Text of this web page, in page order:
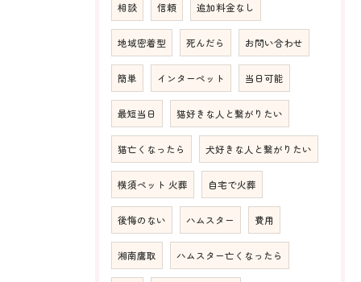
相談 信頼 追加料金なし
地域密着型 死んだら お問い合わせ
簡単 インターペット 当日可能
最短当日 猫好きな人と繋がりたい
猫亡くなったら 犬好きな人と繋がりたい
横須ペット 火葬 自宅で火葬
後悔のない ハムスター 費用
湘南鷹取 ハムスター亡くなったら